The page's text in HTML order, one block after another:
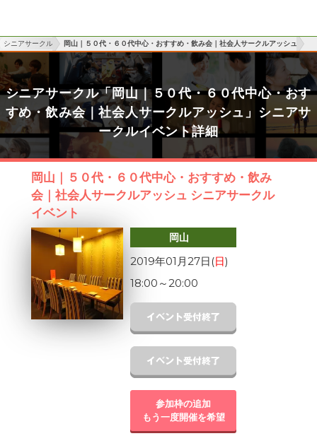
シニアサークル 岡山｜５０代・６０代中心・おすすめ・飲み会｜社会人サークルアッシュ
シニアサークル「岡山｜５０代・６０代中心・おす
すめ・飲み会｜社会人サークルアッシュ」シニアサ
ークルイベント詳細
岡山｜５０代・６０代中心・おすすめ・飲み
会｜社会人サークルアッシュ シニアサークル
イベント
岡山
2019年01月27日(日)
18:00 ～20:00
参加枠の追加
もう一度開催を希望